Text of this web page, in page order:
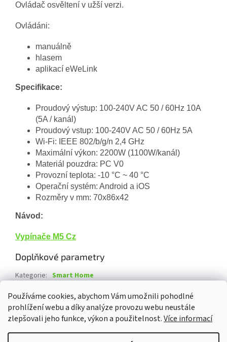
Používáme cookies, abychom Vám umožnili pohodlné
prohlížení webu a díky analýze provozu webu neustále
zlepšovali jeho funkce, výkon a použitelnost.Více informací
Ovládač osvěltení v užší verzi.
Ovládáni:
manuálně
hlasem
aplikací eWeLink
Specifikace:
Proudový výstup: 100-240V AC 50 / 60Hz 10A
(5A / kanál)
Proudový vstup: 100-240V AC 50 / 60Hz 5A
Wi-Fi: IEEE 802/b/g/n 2,4 GHz
Maximální výkon: 2200W (1100W/kanál)
Materiál pouzdra: PC V0
Provozní teplota: -10 °C ~ 40 °C
Operační systém: Android a iOS
Rozměry v mm: 70x86x42
Návod:
Vypínače M5 Cz
Doplňkové parametry
Kategorie: Smart Home